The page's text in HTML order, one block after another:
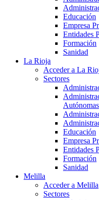
Educación
Empresa
Entidades
Formación
Sanidad
La Rioja
Acceder a La
Sectores
Autónomas
Educación
Empresa
Entidades
Formación
Sanidad
Melilla
Acceder a Melilla
Sectores